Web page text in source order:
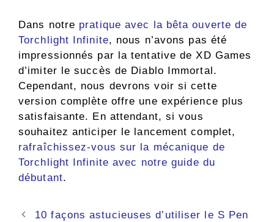
Dans notre pratique avec la bêta ouverte de
Torchlight Infinite, nous n’avons pas été
impressionnés par la tentative de XD Games
d’imiter le succès de Diablo Immortal.
Cependant, nous devrons voir si cette
version complète offre une expérience plus
satisfaisante. En attendant, si vous
souhaitez anticiper le lancement complet,
rafraîchissez-vous sur la mécanique de
Torchlight Infinite avec notre guide du
débutant.
Navigation
10 façons astucieuses d’utiliser le S Pen